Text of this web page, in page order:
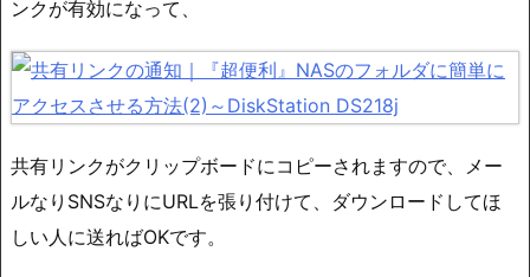
ンクが有効になって、
共有リンクがクリップボードにコピーされますので、メー
ルなりSNSなりにURLを張り付けて、ダウンロードしてほ
しい人に送ればOKです。